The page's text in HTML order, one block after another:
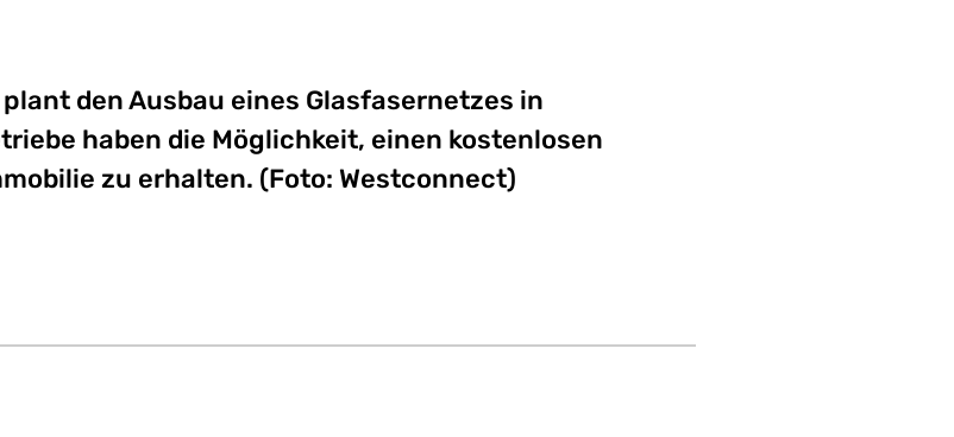
den Ausbau eines Glasfasernetzes in
haben die Möglichkeit, einen kostenlosen
zu erhalten. (Foto: Westconnect)